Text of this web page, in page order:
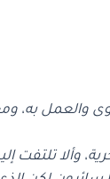
والعمل
تلتفت